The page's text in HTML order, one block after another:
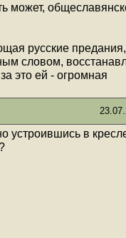
может,
русские предания,
словом,
это ей - огромная
устроившись в